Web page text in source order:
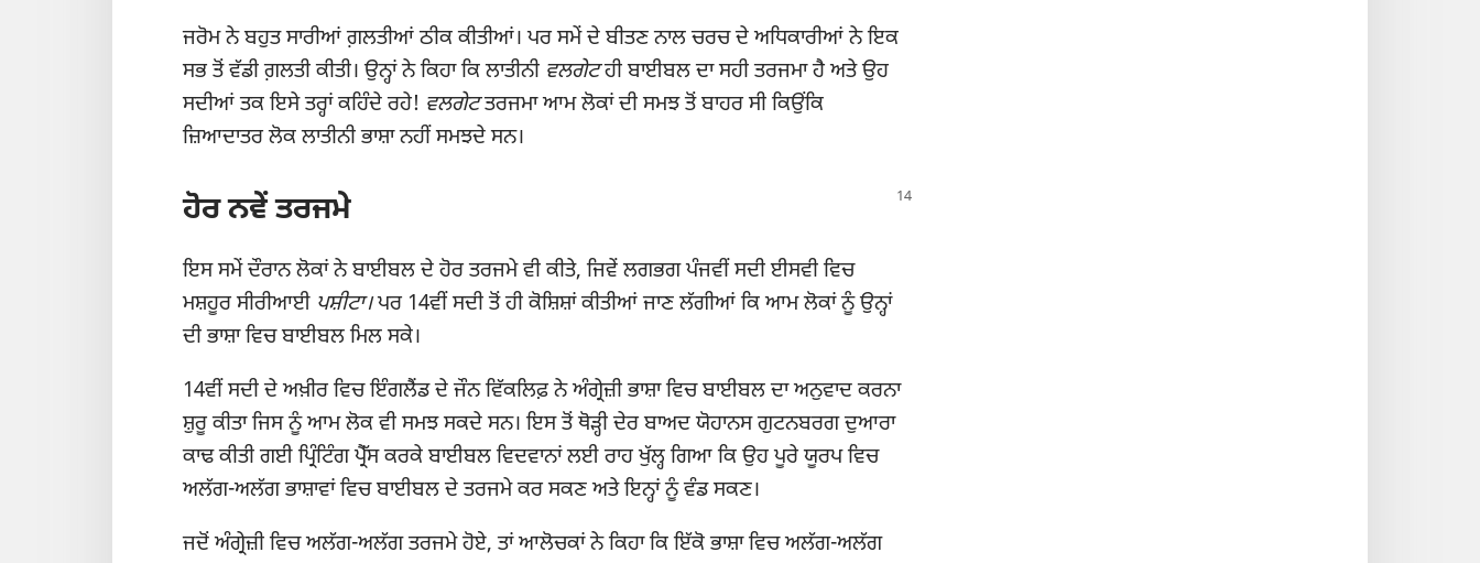
ਜਰੋਮ ਨੇ ਬਹੁਤ ਸਾਰੀਆਂ ਗ਼ਲਤੀਆਂ ਠੀਕ ਕੀਤੀਆਂ। ਪਰ ਸਮੇਂ ਦੇ ਬੀਤਣ ਨਾਲ ਚਰਚ ਦੇ ਅਧਿਕਾਰੀਆਂ ਨੇ ਇਕ
ਸਭ ਤੋਂ ਵੱਡੀ ਗ਼ਲਤੀ ਕੀਤੀ। ਉਨ੍ਹਾਂ ਨੇ ਕਿਹਾ ਕਿ ਲਾਤੀਨੀ ਵਲਗੇਟਹੀ ਬਾਈਬਲ ਦਾ ਸਹੀ ਤਰਜਮਾ ਹੈ ਅਤੇ ਉਹ
ਸਦੀਆਂ ਤਕ ਇਸੇ ਤਰ੍ਹਾਂ ਕਹਿੰਦੇ ਰਹੇ! ਵਲਗੇਟਤਰਜਮਾ ਆਮ ਲੋਕਾਂ ਦੀ ਸਮਝ ਤੋਂ ਬਾਹਰ ਸੀ ਕਿਉਂਕਿ
ਜ਼ਿਆਦਾਤਰ ਲੋਕ ਲਾਤੀਨੀ ਭਾਸ਼ਾ ਨਹੀਂ ਸਮਝਦੇ ਸਨ।
ਹੋਰ ਨਵੇਂ ਤਰਜਮੇ
ਇਸ ਸਮੇਂ ਦੌਰਾਨ ਲੋਕਾਂ ਨੇ ਬਾਈਬਲ ਦੇ ਹੋਰ ਤਰਜਮੇ ਵੀ ਕੀਤੇ, ਜਿਵੇਂ ਲਗਭਗ ਪੰਜਵੀਂ ਸਦੀ ਈਸਵੀ ਵਿਚ
ਮਸ਼ਹੂਰਸੀਰੀਆਈ ਪਸ਼ੀਟਾ।ਪਰ 14ਵੀਂ ਸਦੀ ਤੋਂ ਹੀ ਕੋਸ਼ਿਸ਼ਾਂ ਕੀਤੀਆਂ ਜਾਣ ਲੱਗੀਆਂ ਕਿ ਆਮ ਲੋਕਾਂ ਨੂੰ ਉਨ੍ਹਾਂ
ਦੀ ਭਾਸ਼ਾ ਵਿਚ ਬਾਈਬਲ ਮਿਲ ਸਕੇ।
14ਵੀਂ ਸਦੀ ਦੇ ਅਖ਼ੀਰ ਵਿਚ ਇੰਗਲੈਂਡ ਦੇ ਜੌਨ ਵਿੱਕਲਿਫ਼ ਨੇ ਅੰਗ੍ਰੇਜ਼ੀ ਭਾਸ਼ਾ ਵਿਚ ਬਾਈਬਲ ਦਾ ਅਨੁਵਾਦ ਕਰਨਾ
ਸ਼ੁਰੂ ਕੀਤਾ ਜਿਸ ਨੂੰ ਆਮ ਲੋਕ ਵੀ ਸਮਝ ਸਕਦੇ ਸਨ। ਇਸ ਤੋਂ ਥੋੜ੍ਹੀ ਦੇਰ ਬਾਅਦ ਯੋਹਾਨਸ ਗੁਟਨਬਰਗ ਦੁਆਰਾ
ਕਾਢ ਕੀਤੀ ਗਈ ਪ੍ਰਿੰਟਿੰਗ ਪ੍ਰੈੱਸ ਕਰਕੇ ਬਾਈਬਲ ਵਿਦਵਾਨਾਂ ਲਈ ਰਾਹ ਖੁੱਲ੍ਹ ਗਿਆ ਕਿ ਉਹ ਪੂਰੇ ਯੂਰਪ ਵਿਚ
ਅਲੱਗ-ਅਲੱਗ ਭਾਸ਼ਾਵਾਂ ਵਿਚ ਬਾਈਬਲ ਦੇ ਤਰਜਮੇ ਕਰ ਸਕਣ ਅਤੇ ਇਨ੍ਹਾਂ ਨੂੰ ਵੰਡ ਸਕਣ।
ਜਦੋਂ ਅੰਗ੍ਰੇਜ਼ੀ ਵਿਚ ਅਲੱਗ-ਅਲੱਗ ਤਰਜਮੇ ਹੋਏ, ਤਾਂ ਆਲੋਚਕਾਂ ਨੇ ਕਿਹਾ ਕਿ ਇੱਕੋ ਭਾਸ਼ਾ ਵਿਚ ਅਲੱਗ-ਅਲੱਗ